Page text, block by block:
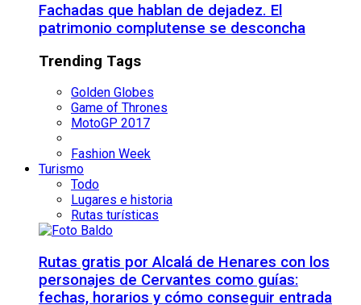
Fachadas que hablan de dejadez. El
patrimonio complutense se desconcha
Trending Tags
Golden Globes
Game of Thrones
MotoGP 2017
Fashion Week
Turismo
Todo
Lugares e historia
Rutas turísticas
Rutas gratis por Alcalá de Henares con los
personajes de Cervantes como guías:
fechas, horarios y cómo conseguir entrada